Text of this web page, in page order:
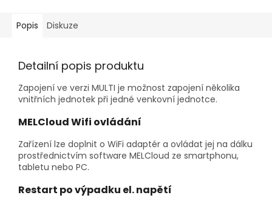
Popis Diskuze
Detailní popis produktu
Zapojení ve verzi MULTI je možnost zapojení několika
vnitřních jednotek při jedné venkovní jednotce.
MELCloud Wifi ovládání
Zařízení lze doplnit o WiFi adaptér a ovládat jej na dálku
prostřednictvím software MELCloud ze smartphonu,
tabletu nebo PC.
Restart po výpadku el. napětí